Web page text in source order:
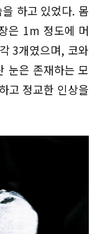
하고 있었다. 몸
은 1m 정도에 머
3개였으며, 코와
눈은 존재하는 모
고 정교한 인상을